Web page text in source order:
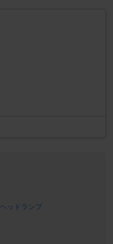
ヘッドランプ